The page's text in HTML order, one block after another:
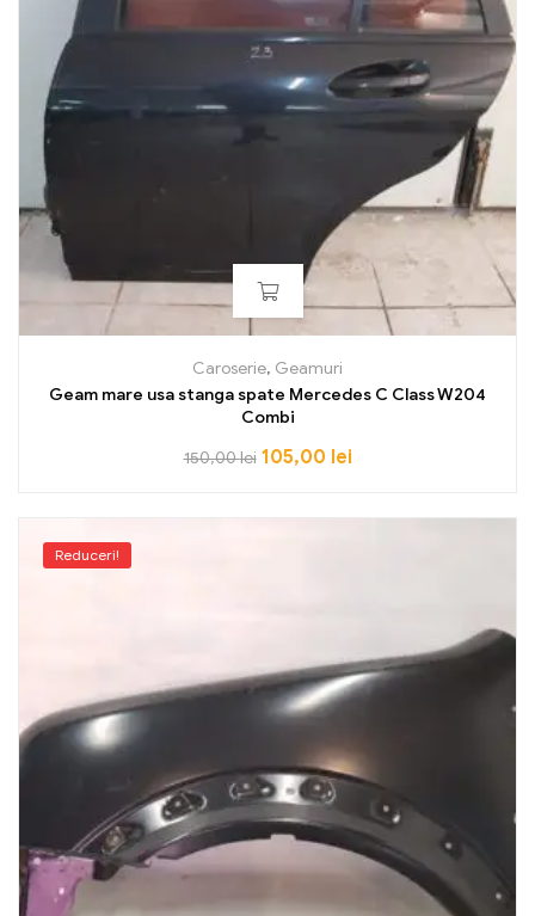
Caroserie, Geamuri
Geam mare usa stanga spate Mercedes C Class W204
Combi
150,00lei 105,00 lei
Reduceri!